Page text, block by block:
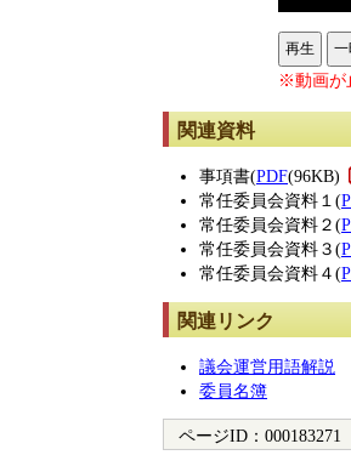
再生 一
※動画が
関連資料
事項書(PDF(96KB)
常任委員会資料１(
常任委員会資料２(
常任委員会資料３(
常任委員会資料４(
関連リンク
議会運営用語解説
委員名簿
ページID： 000183271